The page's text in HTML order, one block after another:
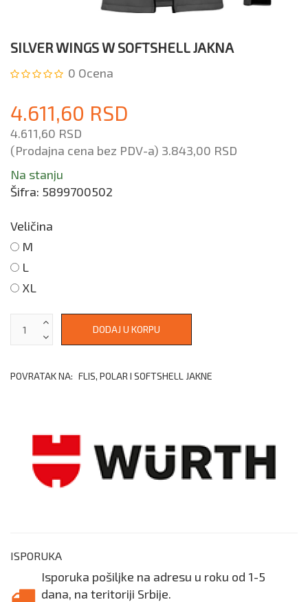
SILVER WINGS W SOFTSHELL JAKNA
0 Ocena
4.611,60 RSD
4.611,60 RSD
(Prodajna cena bez PDV-a) 3.843,00 RSD
Na stanju
Šifra: 5899700502
Veličina
M
L
XL
POVRATAK NA: FLIS, POLAR I SOFTSHELL JAKNE
ISPORUKA
Isporuka pošiljke na adresu u roku od 1-5
dana, na teritoriji Srbije.